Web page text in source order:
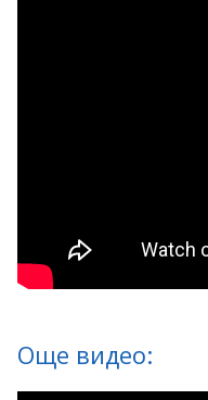
Още видео: